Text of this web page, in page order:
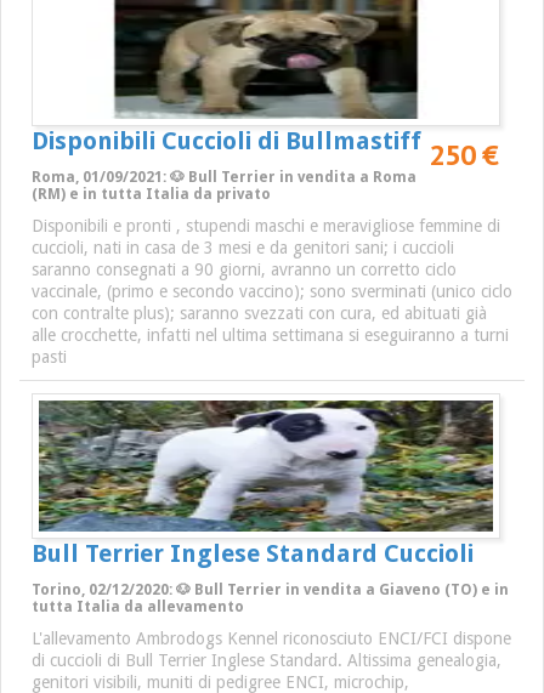
Disponibili Cuccioli di Bullmastiff 250 €
Roma, 01/09/2021: 🐶 Bull Terrier in vendita a Roma
(RM) e in tutta Italia da privato
Disponibili e pronti , stupendi maschi e meravigliose femmine di
cuccioli, nati in casa de 3 mesi e da genitori sani; i cuccioli
saranno consegnati a 90 giorni, avranno un corretto ciclo
vaccinale, (primo e secondo vaccino); sono sverminati (unico ciclo
con contralte plus); saranno svezzati con cura, ed abituati già
alle crocchette, infatti nel ultima settimana si eseguiranno a turni
pasti
Bull Terrier Inglese Standard Cuccioli
Torino, 02/12/2020: 🐶 Bull Terrier in vendita a Giaveno (TO) e in
tutta Italia da allevamento
L'allevamento Ambrodogs Kennel riconosciuto ENCI/FCI dispone
di cuccioli di Bull Terrier Inglese Standard. Altissima genealogia,
genitori visibili, muniti di pedigree ENCI, microchip,